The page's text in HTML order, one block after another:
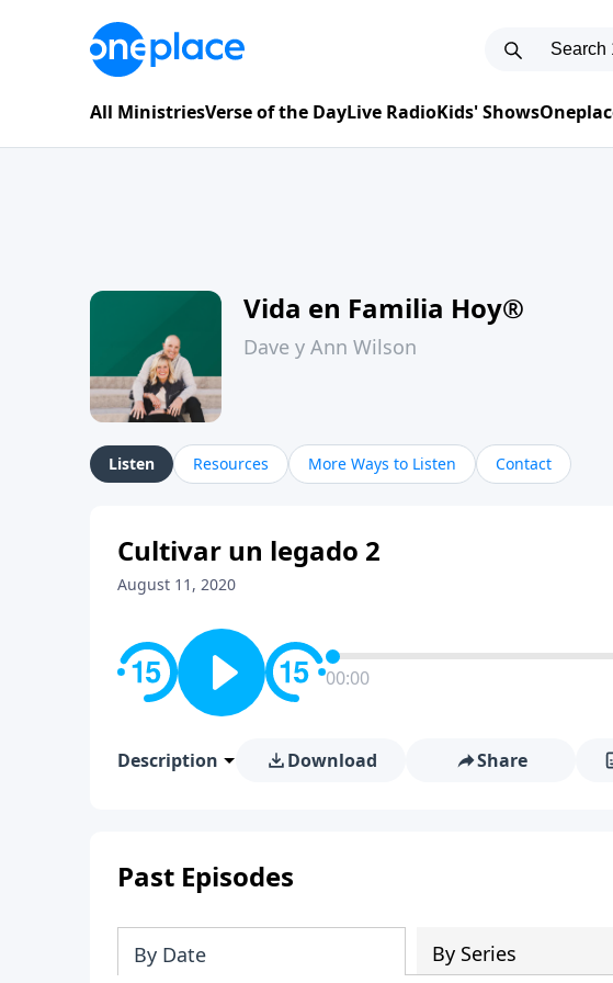
All MinistriesVerse of the DayLive RadioKids' Shows
Vida en Familia Hoy®
Dave y Ann Wilson
Listen Resources More Ways to Listen Contact
Cultivar un legado 2
August 11, 2020
00:00
Description Download Share
Past Episodes
By Date By Series